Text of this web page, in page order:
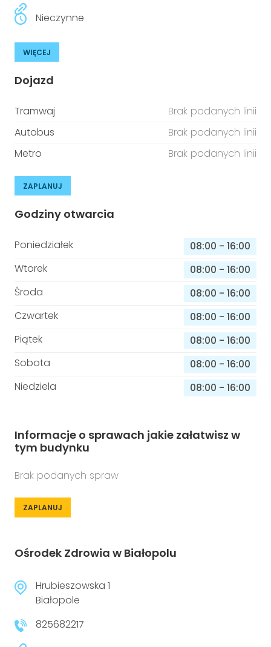
Nieczynne
WIĘCEJ
Dojazd
Tramwaj
Brak podanych linii
Autobus
Brak podanych linii
Metro
Brak podanych linii
ZAPLANUJ
Godziny otwarcia
Poniedziałek 08:00 - 16:00
Wtorek
08:00 - 16:00
Środa
08:00 - 16:00
Czwartek
08:00 - 16:00
Piątek
08:00 - 16:00
Sobota
08:00 - 16:00
Niedziela
08:00 - 16:00
Informacje o sprawach jakie załatwisz w
tym budynku
Brak podanych spraw
ZAPLANUJ
Ośrodek Zdrowia w Białopolu
Hrubieszowska 1
Białopole
825682217